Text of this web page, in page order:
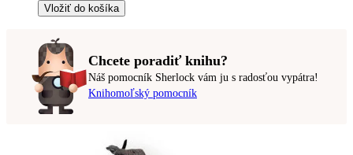
Vložiť do košíka
Chcete poradiť knihu?
Náš pomocník Sherlock vám ju s radosťou vypátra!
Knihomoľský pomocník